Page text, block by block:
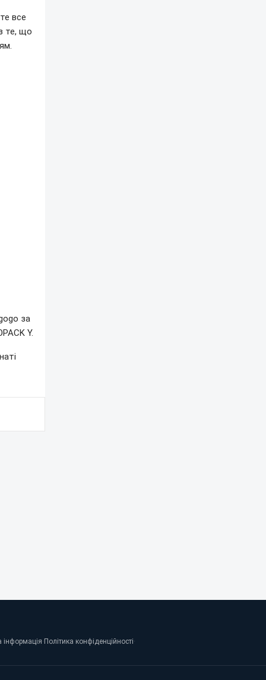
все
те, що
за
Y.
інформація· Політика конфіденційності·